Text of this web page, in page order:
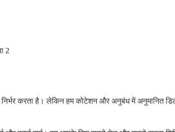
निर्भर करता है। लेकिन हम कोटेशन और अनुबंध में अनुमानित